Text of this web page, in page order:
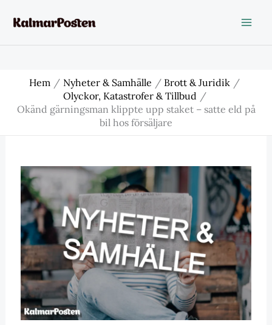
Hem Nyheter & Samhälle
Brott & Juridik
Olyckor, Katastrofer & Tillbud
Okänd gärningsman klippte upp staket – satte eld på
bil hos försäljare